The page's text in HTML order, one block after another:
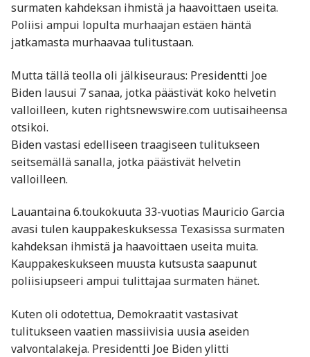
surmaten kahdeksan ihmistä ja haavoittaen useita.
Poliisi ampui lopulta murhaajan estäen häntä
jatkamasta murhaavaa tulitustaan.
Mutta tällä teolla oli jälkiseuraus: Presidentti Joe
Biden lausui 7 sanaa, jotka päästivät koko helvetin
valloilleen, kuten rightsnewswire.com uutisaiheensa
otsikoi.
Biden vastasi edelliseen traagiseen tulitukseen
seitsemällä sanalla, jotka päästivät helvetin
valloilleen.
Lauantaina 6.toukokuuta 33-vuotias Mauricio Garcia
avasi tulen kauppakeskuksessa Texasissa surmaten
kahdeksan ihmistä ja haavoittaen useita muita.
Kauppakeskukseen muusta kutsusta saapunut
poliisiupseeri ampui tulittajaa surmaten hänet.
Kuten oli odotettua, Demokraatit vastasivat
tulitukseen vaatien massiivisia uusia aseiden
valvontalakeja. Presidentti Joe Biden ylitti